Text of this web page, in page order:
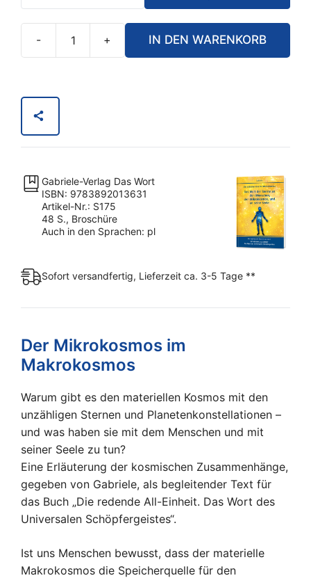
-
Menschen,
Mikrokosmos,
seine
(Broschüre)
+ IN DEN WARENKORB
Gabriele-Verlag Das Wort
ISBN: 9783892013631
Artikel-Nr.: S175
48 S., Broschüre
Auch in den Sprachen: pl
Sofort versandfertig, Lieferzeit ca. 3-5 Tage **
Der Mikrokosmos im
Makrokosmos
Warum gibt es den materiellen Kosmos mit den
unzähligen Sternen und Planetenkonstellationen –
und was haben sie mit dem Menschen und mit
seiner Seele zu tun?
Eine Erläuterung der kosmischen Zusammenhänge,
gegeben von Gabriele, als begleitender Text für
das Buch „Die redende All-Einheit. Das Wort des
Universalen Schöpfergeistes“.
Ist uns Menschen bewusst, dass der materielle
Makrokosmos die Speicherquelle für den